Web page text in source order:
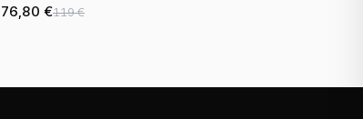
Inoxydable
76,80 €119 €